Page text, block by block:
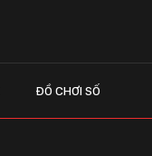
ĐỒ CHƠI SỐ